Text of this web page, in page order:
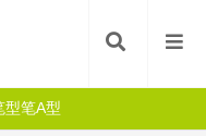
型笔A型